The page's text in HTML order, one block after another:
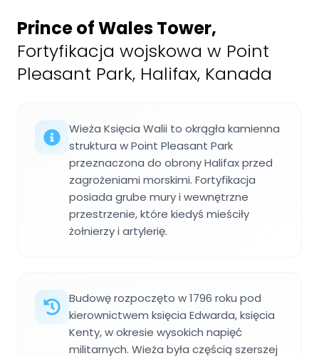
Prince of Wales Tower,
Fortyfikacja wojskowa w Point
Pleasant Park, Halifax, Kanada
Wieża Księcia Walii to okrągła kamienna
struktura w Point Pleasant Park
przeznaczona do obrony Halifax przed
zagrożeniami morskimi. Fortyfikacja
posiada grube mury i wewnętrzne
przestrzenie, które kiedyś mieściły
żołnierzy i artylerię.
Budowę rozpoczęto w 1796 roku pod
kierownictwem księcia Edwarda, księcia
Kenty, w okresie wysokich napięć
militarnych. Wieża była częścią szerszej